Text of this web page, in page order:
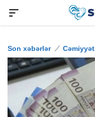
Son xəbərlər Cəmiyyət